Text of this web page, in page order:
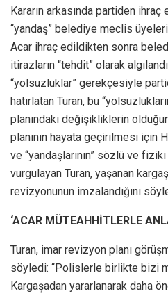
Kararın arkasında partiden ihraç
“yandaş” belediye meclis
Acar ihraç edildikten sonra
itirazların “tehdit” olarak
“yolsuzluklar” gerekçesiyle
hatırlatan Turan, bu
planındaki değişikliklerin
planının hayata geçirilmesi için
ve “yandaşlarının” sözlü ve fiziki
vurgulayan Turan, yaşanan
revizyonunun imzalandığını
‘ACAR MÜTEAHHİTLERLE
Turan, imar revizyon planı
söyledi: “Polislerle birlikte bizi
Kargaşadan yararlanarak daha